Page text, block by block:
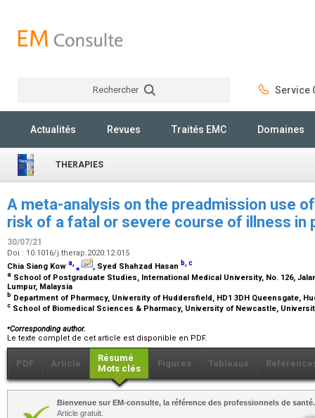
Rechercher Service
Actualités Revues Traités EMC Domaines
THERAPIES
A meta-analysis on the preadmission use
risk of a fatal or severe course of illness in
30/07/21
Doi : 10.1016/j.therap.2020.12.015
Chia Siang Kow a,⁎ , Syed Shahzad Hasan b,c
a School of Postgraduate Studies, International Medical University, No. 126,
Lumpur, Malaysia
b Department of Pharmacy, University of Huddersfield, HD1 3DH Queensgate,
c School of Biomedical Sciences & Pharmacy, University of Newcastle,
⁎Corresponding author.
Le texte complet de cet article est disponible en PDF.
PDF Article
Résumé
Mots clés
Figures Tableaux
Bienvenue sur EM-consulte, la référence des professionnels de santé.
Article gratuit.